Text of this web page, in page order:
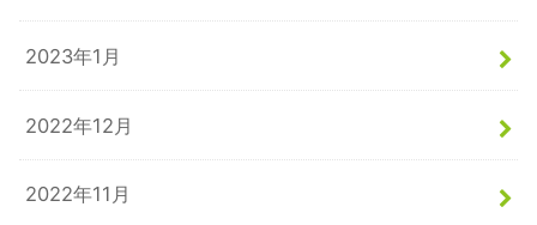
2023年1月
2022年12月
2022年11月